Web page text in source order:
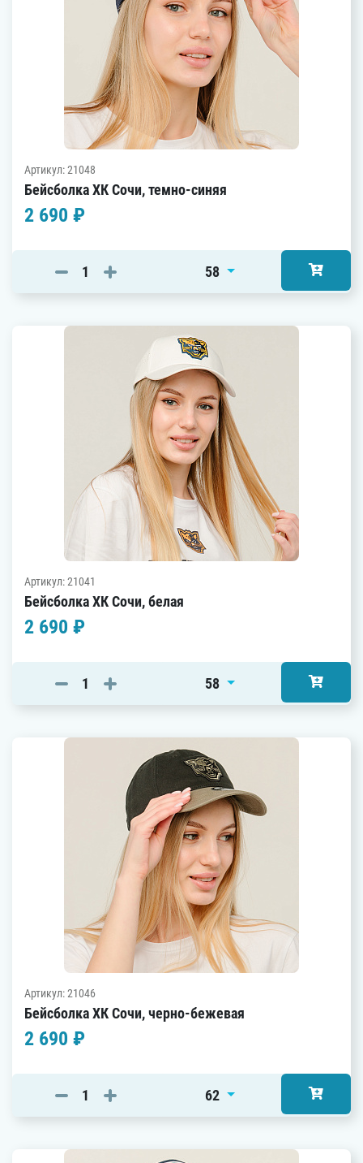
Артикул: 21048
Бейсболка ХК Сочи, темно-синяя
2 690 ₽
58
Артикул: 21041
Бейсболка ХК Сочи, белая
2 690 ₽
58
Артикул: 21046
Бейсболка ХК Сочи, черно-бежевая
2 690 ₽
62